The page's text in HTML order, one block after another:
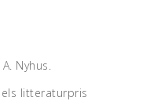
Nyhus.
litteraturpris